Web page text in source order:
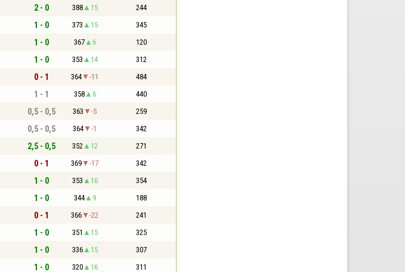
2 - 0 388 15 244
1 - 0 373 15 345
1 - 0 367 6 120
1 - 0 353 14 312
0 - 1 364 -11 484
1 - 1 358 6 440
0,5 - 0,5 363 -5 259
0,5 - 0,5 364 -1 342
2,5 - 0,5 352 12 271
0 - 1 369 -17 342
1 - 0 353 16 354
1 - 0 344 9 188
0 - 1 366 -22 241
1 - 0 351 15 325
1 - 0 336 15 307
1 - 0 320 16 311